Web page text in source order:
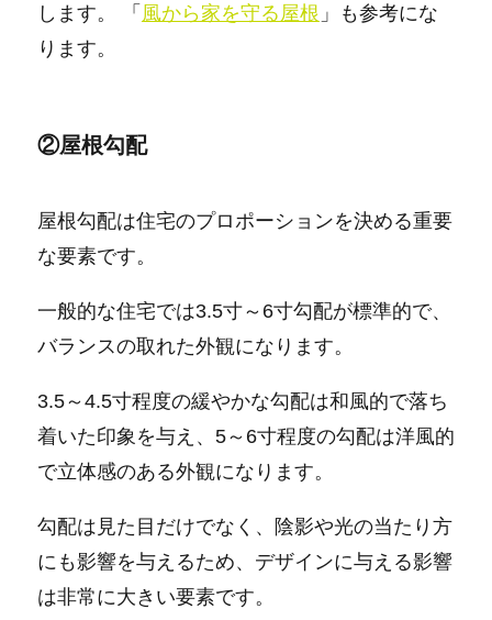
します。 「 風から家を守る屋根 」も参考にな
ります。
②屋根勾配
屋根勾配は住宅のプロポーションを決める重要
な要素です。
一般的な住宅では3.5寸～6寸勾配が標準的で、
バランスの取れた外観になります。
3.5～4.5寸程度の緩やかな勾配は和風的で落ち
着いた印象を与え、5～6寸程度の勾配は洋風的
で立体感のある外観になります。
勾配は見た目だけでなく、陰影や光の当たり方
にも影響を与えるため、デザインに与える影響
は非常に大きい要素です。